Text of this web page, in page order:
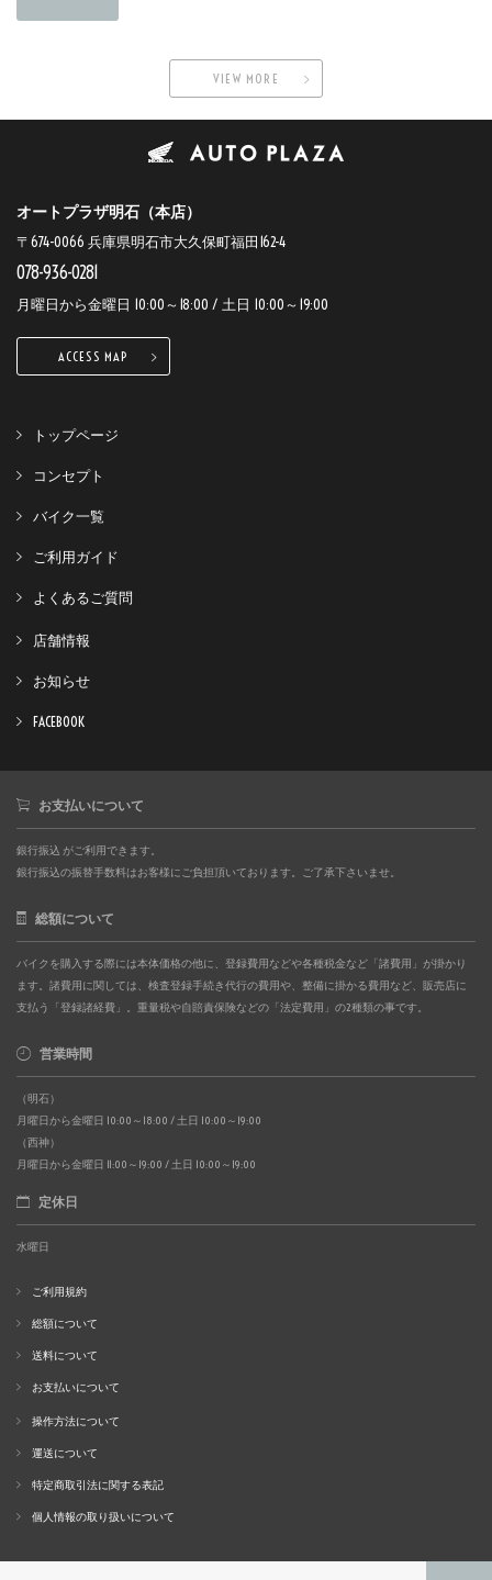
VIEW MORE
オートプラザ明石（本店）
〒674-0066 兵庫県明石市大久保町福田162-4
078-936-0281
月曜日から金曜日 10:00～18:00 / 土日 10:00～19:00
ACCESS MAP
トップページ
コンセプト
バイク一覧
ご利用ガイド
よくあるご質問
店舗情報
お知らせ
FACEBOOK
お支払いについて
銀行振込 がご利用できます。
銀行振込の振替手数料はお客様にご負担頂いております。ご了承下さいませ。
総額について
バイクを購入する際には本体価格の他に、登録費用などや各種税金など「諸費用」が掛かり
ます。諸費用に関しては、検査登録手続き代行の費用や、整備に掛かる費用など、販売店に
支払う「登録諸経費」。重量税や自賠責保険などの「法定費用」の2種類の事です。
営業時間
（明石）
月曜日から金曜日 10:00～18:00 / 土日 10:00～19:00
（西神）
月曜日から金曜日 11:00～19:00 / 土日 10:00～19:00
定休日
水曜日
ご利用規約
総額について
送料について
お支払いについて
操作方法について
運送について
特定商取引法に関する表記
個人情報の取り扱いについて